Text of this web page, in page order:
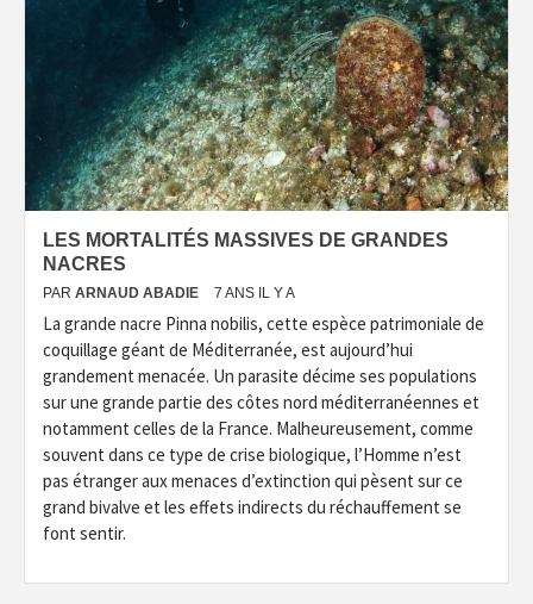
LES MORTALITÉS MASSIVES DE GRANDES
NACRES
PAR ARNAUD ABADIE 7 ANS IL Y A
La grande nacre Pinna nobilis, cette espèce patrimoniale de
coquillage géant de Méditerranée, est aujourd’hui
grandement menacée. Un parasite décime ses populations
sur une grande partie des côtes nord méditerranéennes et
notamment celles de la France. Malheureusement, comme
souvent dans ce type de crise biologique, l’Homme n’est
pas étranger aux menaces d’extinction qui pèsent sur ce
grand bivalve et les effets indirects du réchauffement se
font sentir.